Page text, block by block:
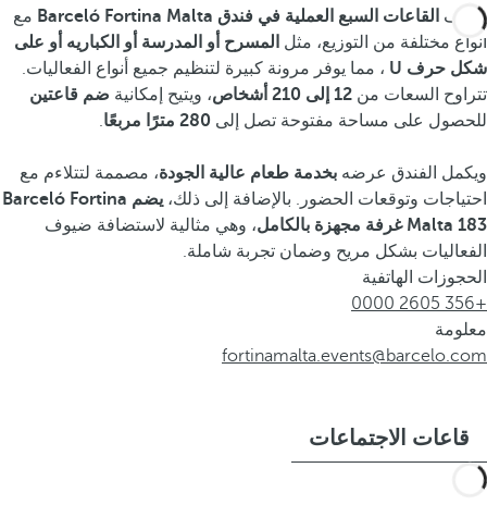
تتكيف القاعات السبع العملية في فندق Barceló Fortina Malta
مع
أنواع مختلفة من التوزيع، مثل المسرح أو المدرسة أو الكباريه أو على
شكل حرف U
، مما يوفر مرونة كبيرة لتنظيم جميع أنواع الفعاليات.
تتراوح السعات من 12 إلى 210 أشخاص ، ويتيح إمكانية ضم قاعتين
للحصول على مساحة مفتوحة تصل إلى 280 مترًا مربعًا .
ويكمل الفندق عرضه بخدمة طعام عالية الجودة، مصممة لتتلاءم مع
احتياجات وتوقعات الحضور. بالإضافة إلى ذلك،
يضم Barceló Fortina
Malta 183 غرفة مجهزة بالكامل
، وهي مثالية لاستضافة ضيوف
الفعاليات بشكل مريح وضمان تجربة شاملة.
الحجوزات الهاتفية
+356 2605 0000
معلومة
fortinamalta.events@barcelo.com
قاعات الاجتماعات